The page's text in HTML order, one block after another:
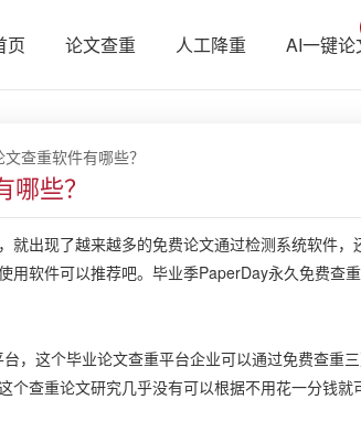
页 论文查重 人工降重 AI一键论
文查重软件有哪些？
些？
出现了越来越多的免费论文通过检测系统软件，
用软件可以推荐吧。毕业季PaperDay永久免费查
这个毕业论文查重平台企业可以通过免费查重
个查重论文研究几乎没有可以根据不用花一分钱就